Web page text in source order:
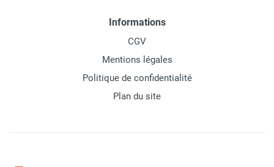
Informations
CGV
Mentions légales
Politique de confidentialité
Plan du site